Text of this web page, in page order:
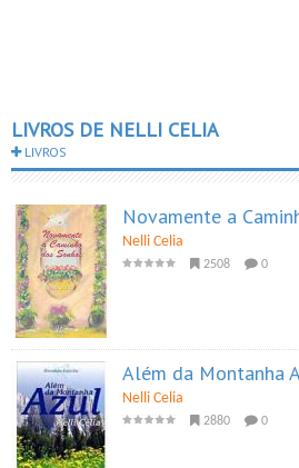
LIVROS DE NELLI CELIA
LIVROS
Novamente a
Nelli Celia
2508 0
Além da Montanha
Nelli Celia
2880 0